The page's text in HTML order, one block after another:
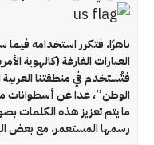
باهرًا، فتكرر استخدامه
العبارات الفارغة (كالهوية
فتُستخدم في منطقتنا
الوطن”، عدا عن
ما يتم تعزيز هذه الكلمات
رسمها المستعمر، مع بعض